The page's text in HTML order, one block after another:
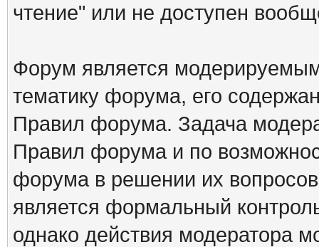
чтение" или не доступен
Форум является
тематику форума, его
Правил форума. Задача
Правил форума и по
форума в решении их
является формальный
однако действия модератора